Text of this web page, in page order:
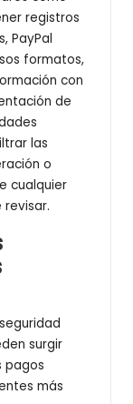
registros
PayPal
formatos,
con
de
las
o
cualquier
surgir
pagos
más